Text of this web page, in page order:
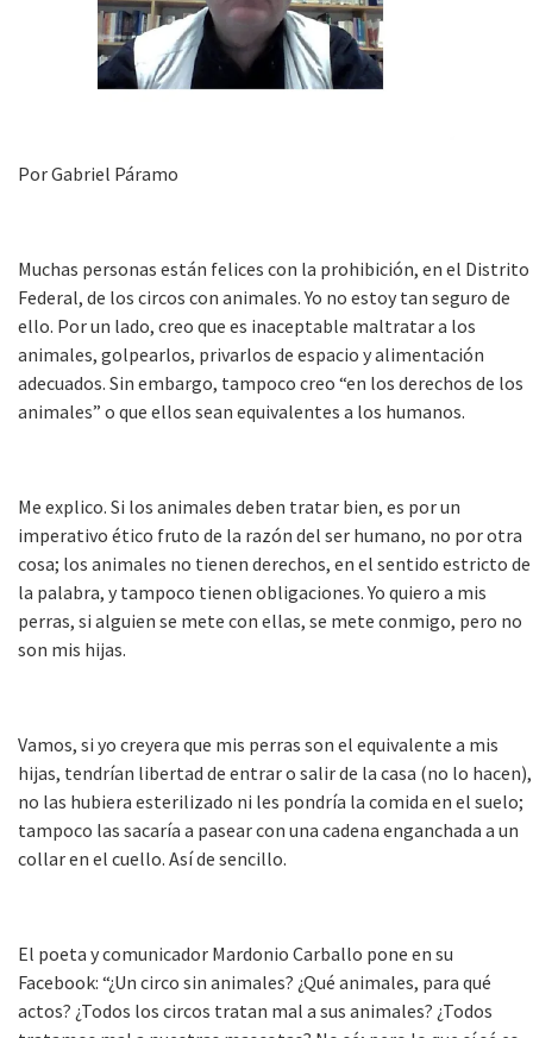
Por Gabriel Páramo
Muchas personas están felices con la prohibición, en el Distrito
Federal, de los circos con animales. Yo no estoy tan seguro de
ello. Por un lado, creo que es inaceptable maltratar a los
animales, golpearlos, privarlos de espacio y alimentación
adecuados. Sin embargo, tampoco creo “en los derechos de los
animales” o que ellos sean equivalentes a los humanos.
Me explico. Si los animales deben tratar bien, es por un
imperativo ético fruto de la razón del ser humano, no por otra
cosa; los animales no tienen derechos, en el sentido estricto de
la palabra, y tampoco tienen obligaciones. Yo quiero a mis
perras, si alguien se mete con ellas, se mete conmigo, pero no
son mis hijas.
Vamos, si yo creyera que mis perras son el equivalente a mis
hijas, tendrían libertad de entrar o salir de la casa (no lo hacen),
no las hubiera esterilizado ni les pondría la comida en el suelo;
tampoco las sacaría a pasear con una cadena enganchada a un
collar en el cuello. Así de sencillo.
El poeta y comunicador Mardonio Carballo pone en su
Facebook: “¿Un circo sin animales? ¿Qué animales, para qué
actos? ¿Todos los circos tratan mal a sus animales? ¿Todos